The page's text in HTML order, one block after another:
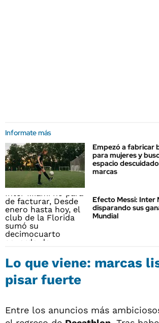
Informate más
Empezó a fabricar
para mujeres y
espacio
marcas
Efecto Messi: Inter
disparando sus
Mundial
Lo que viene: marcas
pisar fuerte
Entre los anuncios más